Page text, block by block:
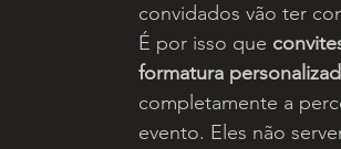
convidados vão ter
É por isso que
formatura
completamente a
evento. Eles não